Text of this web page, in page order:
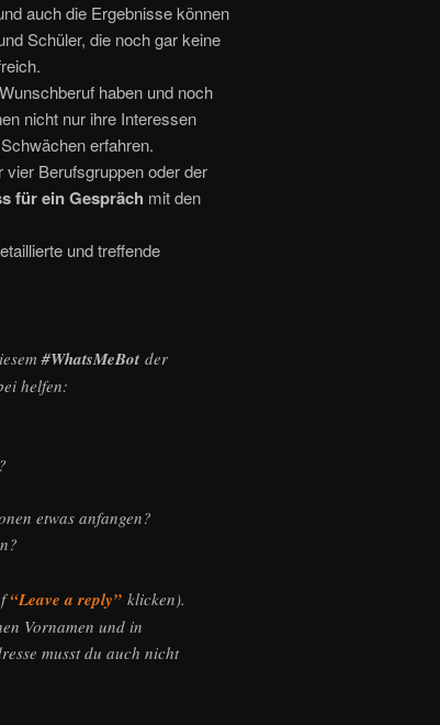
auch die Ergebnisse können
Schüler, die noch gar keine
haben und noch
nicht nur ihre Interessen
erfahren.
vier Berufsgruppen oder der
für ein Gespräch mit den
und treffende
#WhatsMeBot der
helfen:
etwas anfangen?
“Leave a reply” klicken).
Vornamen und in
musst du auch nicht